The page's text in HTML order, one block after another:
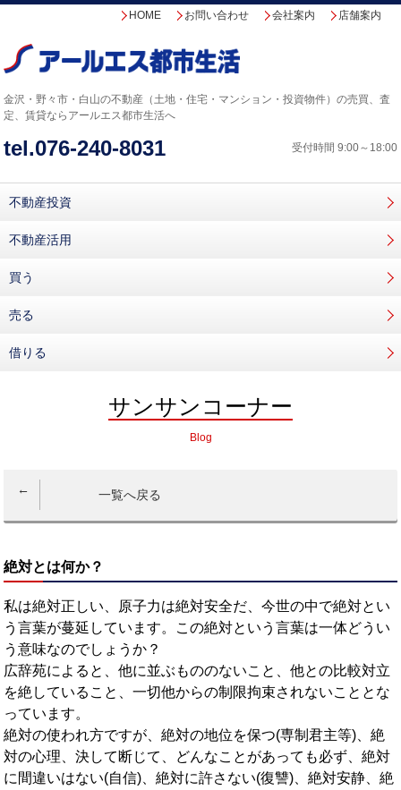
店舗案内
会社案内
お問い合わせ
HOME
金沢・野々市・白山の不動産（土地・住宅・マンション・投資物件）の売買、査
定、賃貸なら アールエス都市生活へ
tel.076-240-8031 受付時間 9:00～18:00
不動産投資
不動産活用
買う
売る
借りる
サンサンコーナー
Blog
一覧へ戻る
絶対とは何か？
私は絶対正しい、原子力は絶対安全だ、今世の中で絶対とい
う言葉が蔓延しています。この絶対という言葉は一体どうい
う意味なのでしょうか？
広辞苑によると、他に並ぶもののないこと、他との比較対立
を絶していること、一切他からの制限拘束されないこととな
っています。
絶対の使われ方ですが、絶対の地位を保つ(専制君主等)、絶
対の心理、決して断じて、どんなことがあっても必ず、絶対
に間違いはない(自信)、絶対に許さない(復讐)、絶対安静、絶